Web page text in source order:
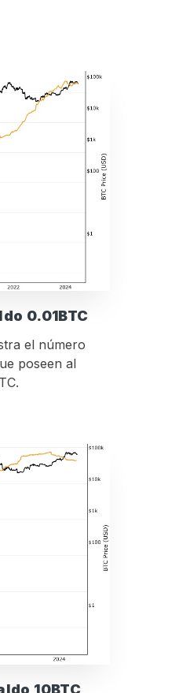
0.01BTC
el número
poseen al
10BTC